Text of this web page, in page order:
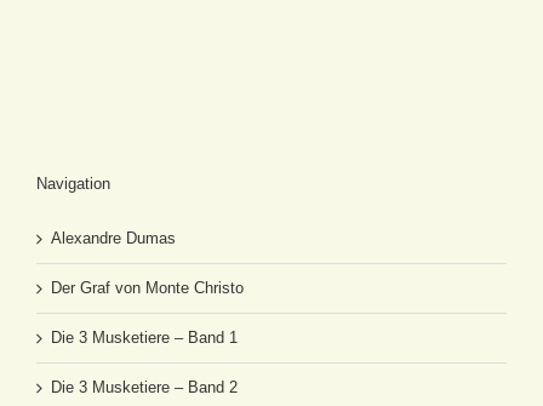
Navigation
Alexandre Dumas
Der Graf von Monte Christo
Die 3 Musketiere – Band 1
Die 3 Musketiere – Band 2